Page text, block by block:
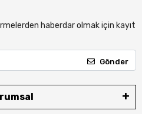
haberdar olmak için kayıt
Gönder